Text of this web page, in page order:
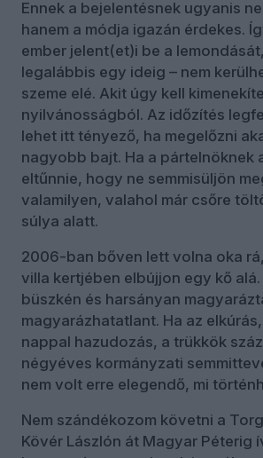
Ennek a bejelentésnek ugyanis
hanem a módja igazán érdekes.
ember jelent(et)i be a
legalábbis egy ideig – nem
szeme elé. Akit úgy kell
nyilvánosságból. Az időzítés
lehet itt tényező, ha megelőzni
nagyobb bajt. Ha a pártelnöknek
eltűnnie, hogy ne semmisüljön
valamilyen, valahol már csőre
súlya alatt.
2006-ban bőven lett volna oka
villa kertjében elbújjon egy kő
büszkén és harsányan
magyarázhatatlant. Ha az
nappal hazudozás, a trükkök
négyéves kormányzati
nem volt erre elegendő, mi
Nem szándékozom követni a
Kövér Lászlón át Magyar Péterig